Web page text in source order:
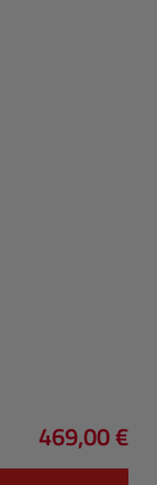
Regulärer
469,00 €